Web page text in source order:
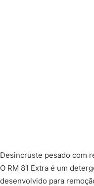
Desincruste pesado com
O RM 81 Extra é um
desenvolvido para